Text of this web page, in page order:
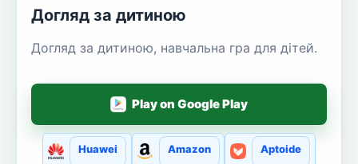
Догляд за дитиною
Догляд за дитиною, навчальна гра для дітей.
Play on Google Play
Huawei Amazon Aptoide